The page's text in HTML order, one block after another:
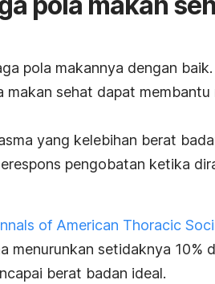
pola makannya dengan
makan sehat dapat
yang kelebihan berat
pengobatan ketika
of American Thoracic
menurunkan setidaknya 10%
berat badan ideal.